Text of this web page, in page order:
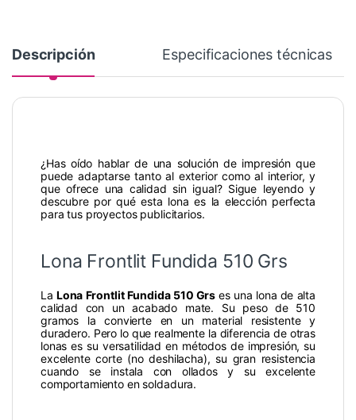
Descripción Especificaciones técnicas
¿Has oído hablar de una solución de impresión que
puede adaptarse tanto al exterior como al interior, y
que ofrece una calidad sin igual? Sigue leyendo y
descubre por qué esta lona es la elección perfecta
para tus proyectos publicitarios.
Lona Frontlit Fundida 510 Grs
La Lona Frontlit Fundida 510 Grs es una lona de alta
calidad con un acabado mate. Su peso de 510
gramos la convierte en un material resistente y
duradero. Pero lo que realmente la diferencia de otras
lonas es su versatilidad en métodos de impresión, su
excelente corte (no deshilacha), su gran resistencia
cuando se instala con ollados y su excelente
comportamiento en soldadura.